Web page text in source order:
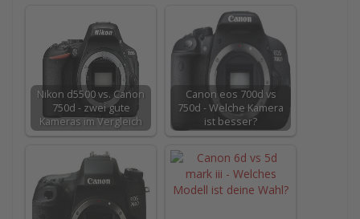
Nikon d5500 vs. Canon
750d - zwei gute
Kameras im Vergleich
Canon eos 700d vs
750d - Welche Kamera
ist besser?